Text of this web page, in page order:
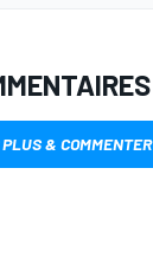
PLUS & COMMENTER